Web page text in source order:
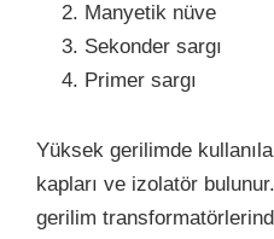
Manyetik nüve
Sekonder sargı
Primer sargı
Yüksek gerilimde
kapları ve izolatör
gerilim